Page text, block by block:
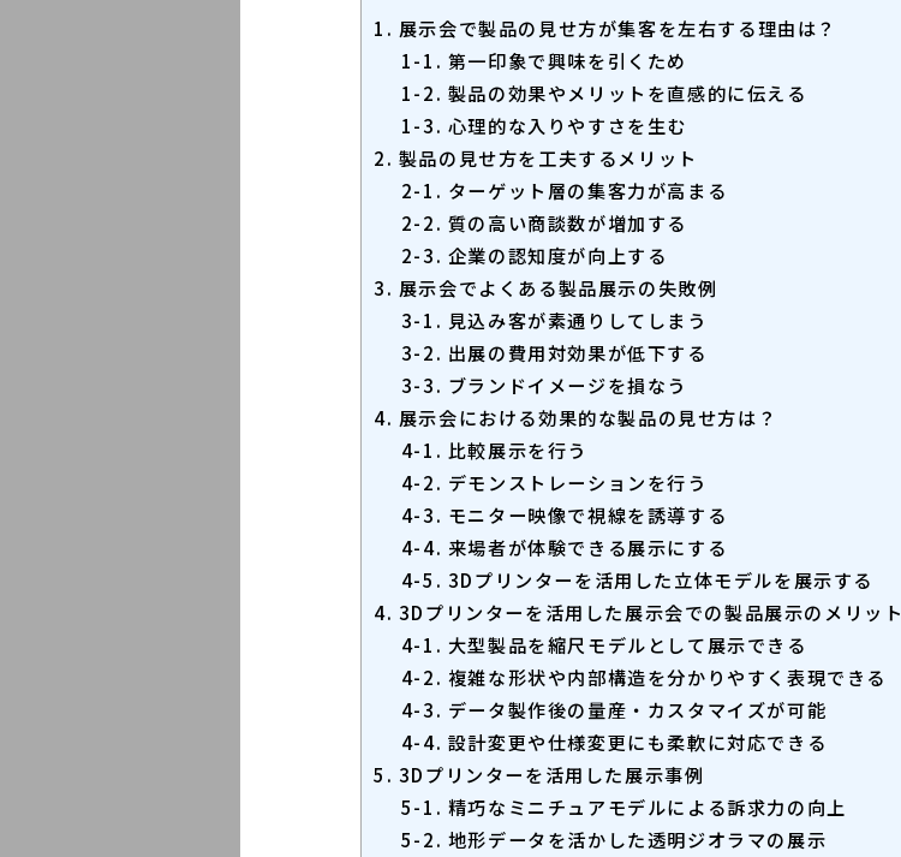
1. 展示会で製品の見せ方が集客を左右する理由は？
1-1. 第一印象で興味を引くため
1-2. 製品の効果やメリットを直感的に伝える
1-3. 心理的な入りやすさを生む
2. 製品の見せ方を工夫するメリット
2-1. ターゲット層の集客力が高まる
2-2. 質の高い商談数が増加する
2-3. 企業の認知度が向上する
3. 展示会でよくある製品展示の失敗例
3-1. 見込み客が素通りしてしまう
3-2. 出展の費用対効果が低下する
3-3. ブランドイメージを損なう
4. 展示会における効果的な製品の見せ方は？
4-1. 比較展示を行う
4-2. デモンストレーションを行う
4-3. モニター映像で視線を誘導する
4-4. 来場者が体験できる展示にする
4-5. 3Dプリンターを活用した立体モデルを展示する
4. 3Dプリンターを活用した展示会での製品展示のメリット
4-1. 大型製品を縮尺モデルとして展示できる
4-2. 複雑な形状や内部構造を分かりやすく表現できる
4-3. データ製作後の量産・カスタマイズが可能
4-4. 設計変更や仕様変更にも柔軟に対応できる
5. 3Dプリンターを活用した展示事例
5-1. 精巧なミニチュアモデルによる訴求力の向上
5-2. 地形データを活かした透明ジオラマの展示